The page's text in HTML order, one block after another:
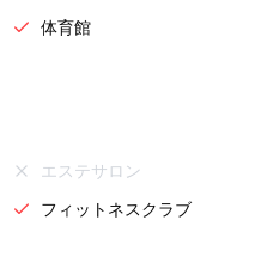
体育館
エステサロン
フィットネスクラブ